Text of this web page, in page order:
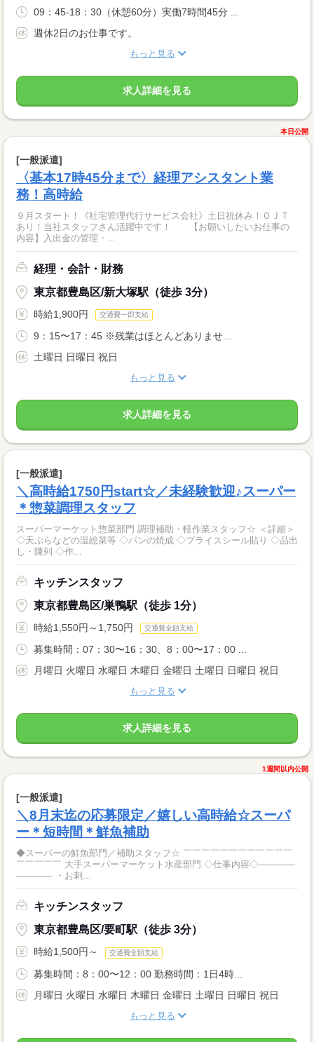
09：45-18：30（休憩60分）実働7時間45分 ...
週休2日のお仕事です。
もっと見る
求人詳細を見る
本日公開
[一般派遣]
〈基本17時45分まで〉経理アシスタント業
務！高時給
９月スタート！《社宅管理代行サービス会社》土日祝休み！ＯＪＴ
あり！当社スタッフさん活躍中です！ 【お願いしたいお仕事の
内容】入出金の管理・...
経理・会計・財務
東京都豊島区/新大塚駅（徒歩 3分）
時給1,900円 交通費一部支給
9：15〜17：45 ※残業はほとんどありませ...
土曜日 日曜日 祝日
もっと見る
求人詳細を見る
[一般派遣]
＼高時給1750円start☆／未経験歓迎♪スーパー
＊惣菜調理スタッフ
スーパーマーケット惣菜部門 調理補助・軽作業スタッフ☆ ＜詳細＞
◇天ぷらなどの温総菜等 ◇パンの焼成 ◇プライスシール貼り ◇品出
し・陳列 ◇作...
キッチンスタッフ
東京都豊島区/巣鴨駅（徒歩 1分）
時給1,550円～1,750円 交通費全額支給
募集時間：07：30〜16：30、8：00〜17：00 ...
月曜日 火曜日 水曜日 木曜日 金曜日 土曜日 日曜日 祝日
もっと見る
求人詳細を見る
1週間以内公開
[一般派遣]
＼8月末迄の応募限定／嬉しい高時給☆スーパ
ー＊短時間＊鮮魚補助
◆スーパーの鮮魚部門／補助スタッフ☆ ￣￣￣￣￣￣￣￣￣￣￣￣
￣￣￣￣￣ 大手スーパーマーケット水産部門 ◇仕事内容◇――――
―――― ・お刺...
キッチンスタッフ
東京都豊島区/要町駅（徒歩 3分）
時給1,500円～ 交通費全額支給
募集時間：8：00〜12：00 勤務時間：1日4時...
月曜日 火曜日 水曜日 木曜日 金曜日 土曜日 日曜日 祝日
もっと見る